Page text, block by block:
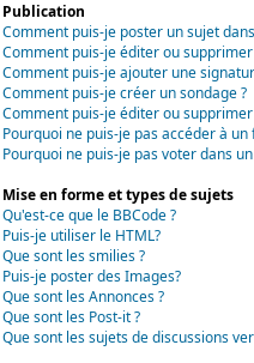
Publication
Comment puis-je poster un sujet
Comment puis-je éditer ou
Comment puis-je ajouter une
Comment puis-je créer un sondage ?
Comment puis-je éditer ou
Pourquoi ne puis-je pas accéder à un
Pourquoi ne puis-je pas voter dans
Mise en forme et types de sujets
Qu'est-ce que le BBCode ?
Puis-je utiliser le HTML?
Que sont les smilies ?
Puis-je poster des Images?
Que sont les Annonces ?
Que sont les Post-it ?
Que sont les sujets de discussions